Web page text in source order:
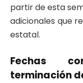
partir de esta
adicionales que
estatal.
Fechas
terminación